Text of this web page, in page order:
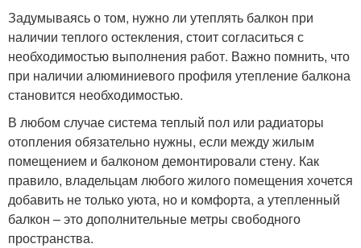
Задумываясь о том, нужно ли утеплять балкон при
наличии теплого остекления, стоит согласиться с
необходимостью выполнения работ. Важно помнить, что
при наличии алюминиевого профиля утепление балкона
становится необходимостью.
В любом случае система теплый пол или радиаторы
отопления обязательно нужны, если между жилым
помещением и балконом демонтировали стену. Как
правило, владельцам любого жилого помещения хочется
добавить не только уюта, но и комфорта, а утепленный
балкон – это дополнительные метры свободного
пространства.